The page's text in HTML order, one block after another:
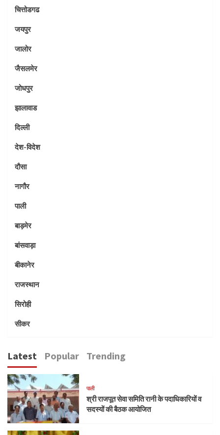
चित्तोडगढ
जयपुर
जालोर
जैसलमेर
जोधपुर
झालावाड
दिल्ली
देश-विदेश
दौसा
नागौर
पाली
बाड़मेर
बांसवाड़ा
बीकानेर
राजस्थान
सिरोही
सीकर
Latest Popular Trending
पाली
श्री राजपूत सेवा समिति रानी के पदाधिकारियों व
सदस्यों की बैठक आयोजित